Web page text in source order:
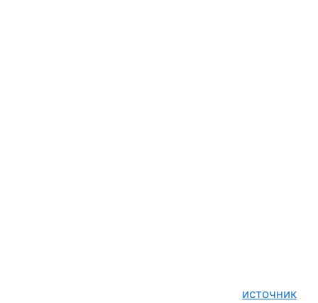
источник